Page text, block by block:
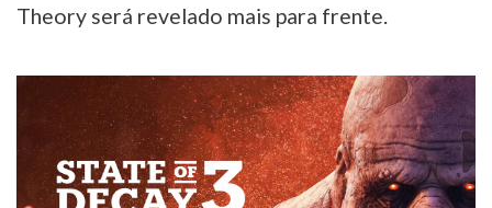
Theory será revelado mais para frente.